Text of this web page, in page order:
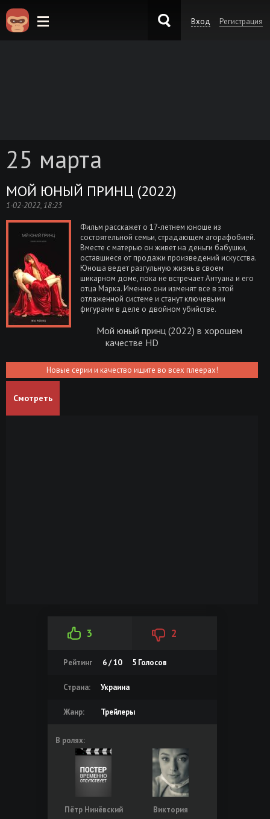
Вход Регистрация
25 марта
МОЙ ЮНЫЙ ПРИНЦ (2022)
1-02-2022, 18:23
Фильм расскажет о 17-летнем юноше из
состоятельной семьи, страдающем агорафобией.
Вместе с матерью он живет на деньги бабушки,
оставшиеся от продажи произведений искусства.
Юноша ведет разгульную жизнь в своем
шикарном доме, пока не встречает Антуана и его
отца Марка. Именно они изменят все в этой
отлаженной системе и станут ключевыми
фигурами в деле о двойном убийстве.
Мой юный принц (2022) в хорошем
качестве HD
Новые серии и качество ищите во всех плеерах!
Смотреть
3 2
Рейтинг 6 / 10 5Голосов
Страна: Украина
Жанр: Трейлеры
В ролях:
Пётр Нинёвский
Виктория